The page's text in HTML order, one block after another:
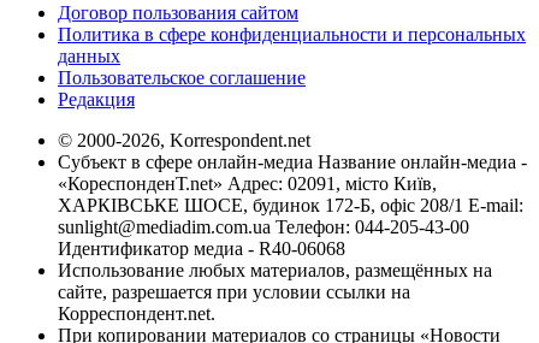
Договор пользования сайтом
Политика в сфере конфиденциальности и персональных
данных
Пользовательское соглашение
Редакция
© 2000-2026, Korrespondent.net
Субъект в сфере онлайн-медиа Название онлайн-медиа -
«КореспонденТ.net» Адрес: 02091, місто Київ,
ХАРКІВСЬКЕ ШОСЕ, будинок 172-Б, офіс 208/1 E-mail:
sunlight@mediadim.com.ua Телефон: 044-205-43-00
Идентификатор медиа - R40-06068
Использование любых материалов, размещённых на
сайте, разрешается при условии ссылки на
Корреспондент.net.
При копировании материалов со страницы «Новости